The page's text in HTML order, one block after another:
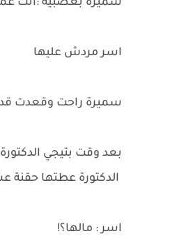
سميرة بعصبية :انت
اسر مردش عليها
سميرة راحت وقعدت
بعد وقت بتيجي
الدكتورة عطتها حقنة
اسر : مالها؟!